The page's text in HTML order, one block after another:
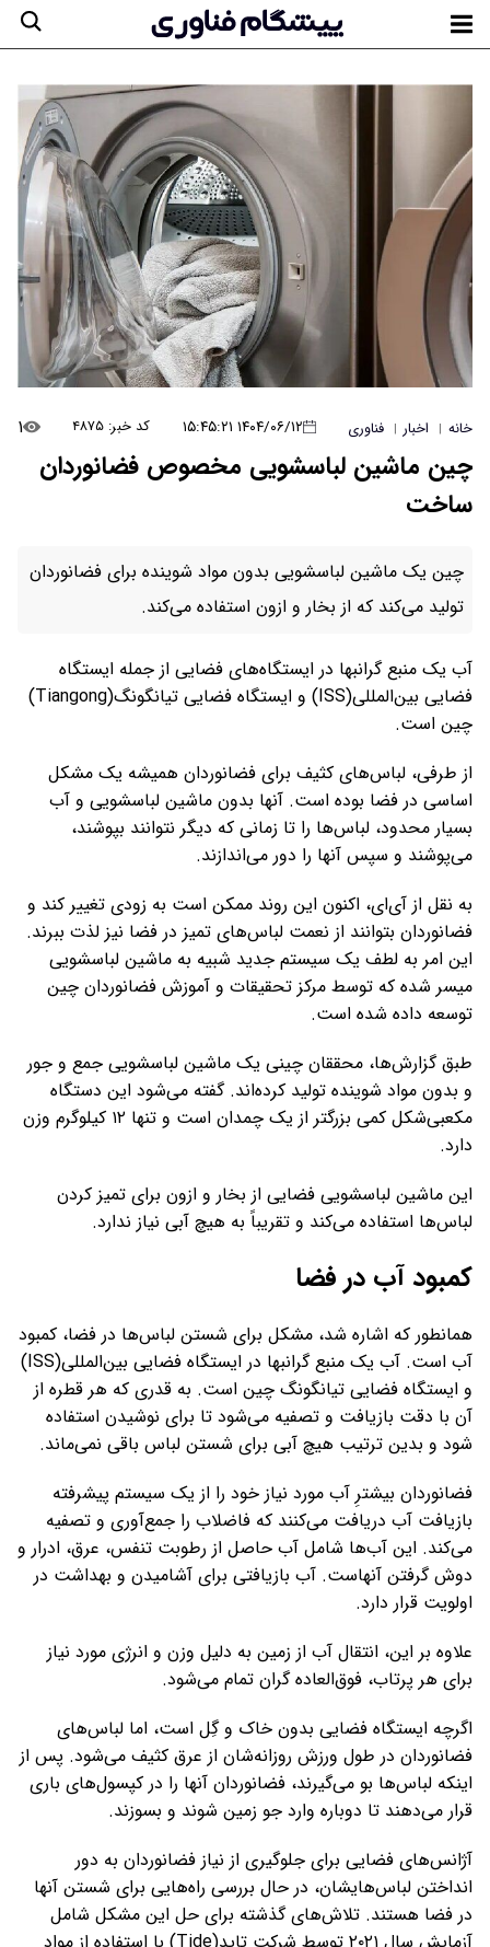
خانه | اخبار | فناوری ۱۴۰۴/۰۶/۱۲ ۱۵:۴۵:۲۱ کد خبر: ۴۸۷۵ ۱
چین ماشین لباسشویی مخصوص فضانوردان
ساخت
چین یک ماشین لباسشویی بدون مواد شوینده برای فضانوردان
تولید می‌کند که از بخار و ازون استفاده می‌کند.
آب یک منبع گرانبها در ایستگاه‌های فضایی از جمله ایستگاه
فضایی بین‌المللی(ISS) و ایستگاه فضایی تیانگونگ(Tiangong)
چین است.
از طرفی، لباس‌های کثیف برای فضانوردان همیشه یک مشکل
اساسی در فضا بوده است. آنها بدون ماشین لباسشویی و آب
بسیار محدود، لباس‌ها را تا زمانی که دیگر نتوانند بپوشند،
می‌پوشند و سپس آنها را دور می‌اندازند.
به نقل از آی‌ای، اکنون این روند ممکن است به زودی تغییر کند و
فضانوردان بتوانند از نعمت لباس‌های تمیز در فضا نیز لذت ببرند.
این امر به لطف یک سیستم جدید شبیه به ماشین لباسشویی
میسر شده که توسط مرکز تحقیقات و آموزش فضانوردان چین
توسعه داده شده است.
طبق گزارش‌ها، محققان چینی یک ماشین لباسشویی جمع و جور
و بدون مواد شوینده تولید کرده‌اند. گفته می‌شود این دستگاه
مکعبی‌شکل کمی بزرگتر از یک چمدان است و تنها ۱۲ کیلوگرم وزن
دارد.
این ماشین‌ لباسشویی فضایی از بخار و ازون برای تمیز کردن
لباس‌ها استفاده می‌کند و تقریباً به هیچ آبی نیاز ندارد.
کمبود آب در فضا
همانطور که اشاره شد، مشکل برای شستن لباس‌ها در فضا، کمبود
آب است. آب یک منبع گرانبها در ایستگاه فضایی بین‌المللی(ISS)
و ایستگاه فضایی تیانگونگ چین است. به قدری که هر قطره از
آن با دقت بازیافت و تصفیه می‌شود تا برای نوشیدن استفاده
شود و بدین ترتیب هیچ آبی برای شستن لباس باقی نمی‌ماند.
فضانوردان بیشترِ آب مورد نیاز خود را از یک سیستم پیشرفته
بازیافت آب دریافت می‌کنند که فاضلاب را جمع‌آوری و تصفیه
می‌کند. این آب‌ها شامل آب حاصل از رطوبت تنفس، عرق، ادرار و
دوش گرفتن آنهاست. آب بازیافتی برای آشامیدن و بهداشت در
اولویت قرار دارد.
علاوه بر این، انتقال آب از زمین به دلیل وزن و انرژی مورد نیاز
برای هر پرتاب، فوق‌العاده گران تمام می‌شود.
اگرچه ایستگاه فضایی بدون خاک و گِل است، اما لباس‌های
فضانوردان در طول ورزش روزانه‌شان از عرق کثیف می‌شود. پس از
اینکه لباس‌ها بو می‌گیرند، فضانوردان آنها را در کپسول‌های باری
قرار می‌دهند تا دوباره وارد جو زمین شوند و بسوزند.
آژانس‌های فضایی برای جلوگیری از نیاز فضانوردان به دور
انداختن لباس‌هایشان، در حال بررسی راه‌هایی برای شستن آنها
در فضا هستند. تلاش‌های گذشته برای حل این مشکل شامل